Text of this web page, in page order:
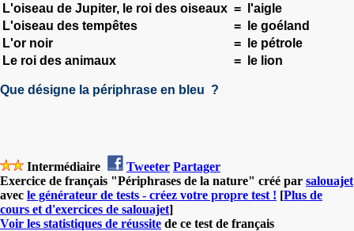
L'oiseau de Jupiter, le roi des oiseaux =
l'aigle
L'oiseau des tempêtes
=
le goéland
L'or noir
=
le pétrole
Le roi des animaux
= le lion
Que désigne la périphrase en bleu ?
Intermédiaire Tweeter Partager
Exercice de français "Périphrases de la nature" créé par salouajet
avec le générateur de tests - créez votre propre test ! [Plus de
cours et d'exercices de salouajet]
Voir les statistiques de réussite de ce test de français